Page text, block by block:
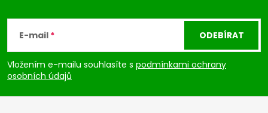
i
u
p
a
E-mail
Vložením e-mailu souhlasíte s podmínkami ochrany
osobních údajů
ODEBÍRAT